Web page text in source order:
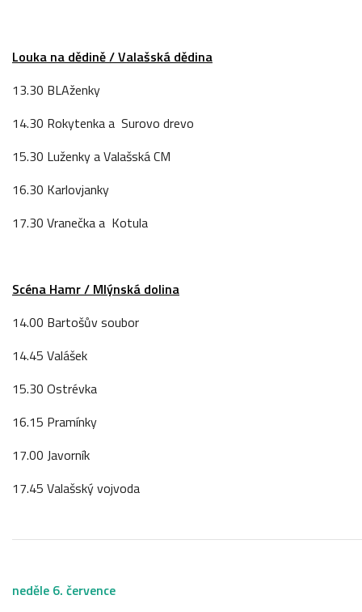
Louka na dědině / Valašská dědina
13.30 BLAženky
14.30 Rokytenka a Surovo drevo
15.30 Luženky a Valašská CM
16.30 Karlovjanky
17.30 Vranečka a Kotula
Scéna Hamr / Mlýnská dolina
14.00 Bartošův soubor
14.45 Valášek
15.30 Ostrévka
16.15 Pramínky
17.00 Javorník
17.45 Valašský vojvoda
neděle 6. července